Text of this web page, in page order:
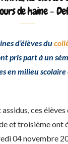
de haine –
d’élèves du
pris part à un
en milieu scolaire
ces
et troisième ont
04 novembre